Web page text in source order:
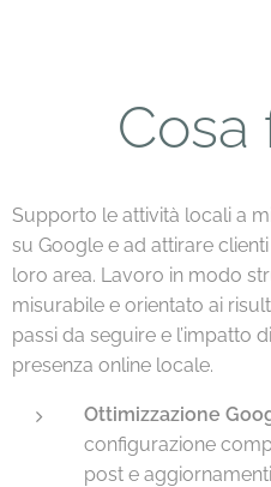
Cosa
Supporto le attività locali a
su Google e ad attirare
loro area. Lavoro in modo
misurabile e orientato ai
passi da seguire e l’impatto
presenza online locale.
Ottimizzazione
configurazione
post e